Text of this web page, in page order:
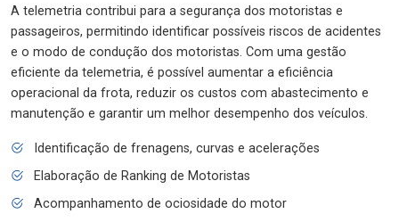
A telemetria contribui para a segurança dos motoristas e
passageiros, permitindo identificar possíveis riscos de acidentes
e o modo de condução dos motoristas. Com uma gestão
eficiente da telemetria, é possível aumentar a eficiência
operacional da frota, reduzir os custos com abastecimento e
manutenção e garantir um melhor desempenho dos veículos.
Identificação de frenagens, curvas e acelerações
Elaboração de Ranking de Motoristas
Acompanhamento de ociosidade do motor